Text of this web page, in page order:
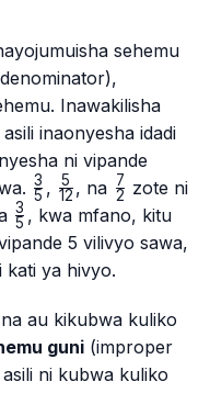
sehemu
Inawakilisha
inaonyesha idadi
ni vipande
\frac{3}
{5}
5
3 , \frac{5}
{12}
12
5 , na \frac{7}
{2}
2
7 zote ni
\frac{3}
{5}
5
3 , kwa mfano, kitu
5 vilivyo sawa,
kati ya hivyo.
au kikubwa kuliko
guni (improper
ni kubwa kuliko